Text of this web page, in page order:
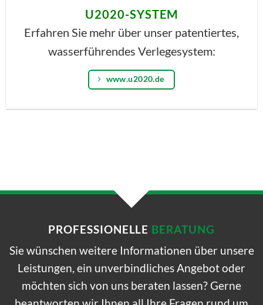
U2020-SYSTEM
Erfahren Sie mehr über unser patentiertes,
wasserführendes Verlegesystem:
www.u2020.de
PROFESSIONELLE BERATUNG
Sie wünschen weitere Informationen über unsere
Leistungen, ein unverbindliches Angebot oder
möchten sich von uns beraten lassen? Gerne